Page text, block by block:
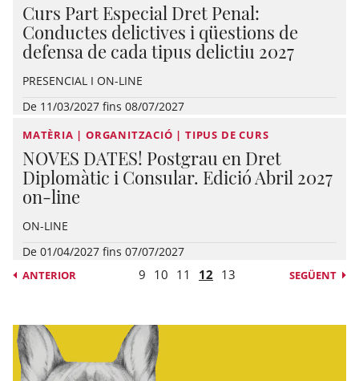
Curs Part Especial Dret Penal:
Conductes delictives i qüestions de
defensa de cada tipus delictiu 2027
PRESENCIAL I ON-LINE
De 11/03/2027 fins 08/07/2027
MATÈRIA | ORGANITZACIÓ | TIPUS DE CURS
NOVES DATES! Postgrau en Dret
Diplomàtic i Consular. Edició Abril 2027
on-line
ON-LINE
De 01/04/2027 fins 07/07/2027
ANTERIOR 9 10 11 12 13 SEGÜENT